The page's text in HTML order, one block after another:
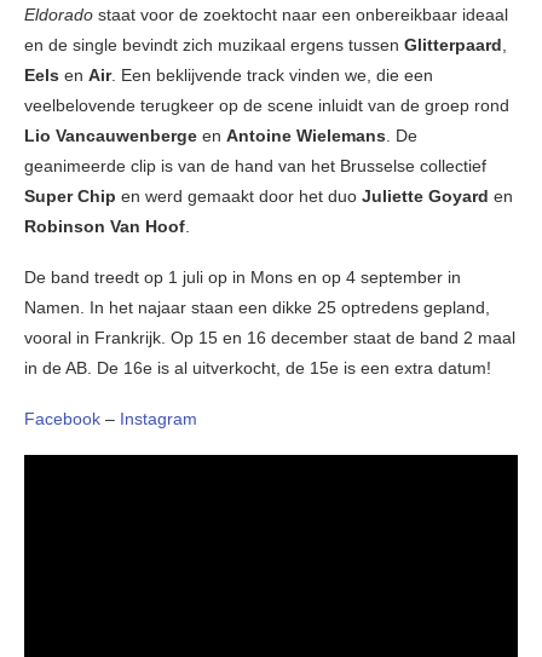
Eldorado staat voor de zoektocht naar een onbereikbaar ideaal
en de single bevindt zich muzikaal ergens tussen Glitterpaard,
Eels en Air. Een beklijvende track vinden we, die een
veelbelovende terugkeer op de scene inluidt van de groep rond
Lio Vancauwenberge en Antoine Wielemans. De
geanimeerde clip is van de hand van het Brusselse collectief
Super Chip en werd gemaakt door het duo Juliette Goyard en
Robinson Van Hoof.
De band treedt op 1 juli op in Mons en op 4 september in
Namen. In het najaar staan een dikke 25 optredens gepland,
vooral in Frankrijk. Op 15 en 16 december staat de band 2 maal
in de AB. De 16e is al uitverkocht, de 15e is een extra datum!
Facebook – Instagram